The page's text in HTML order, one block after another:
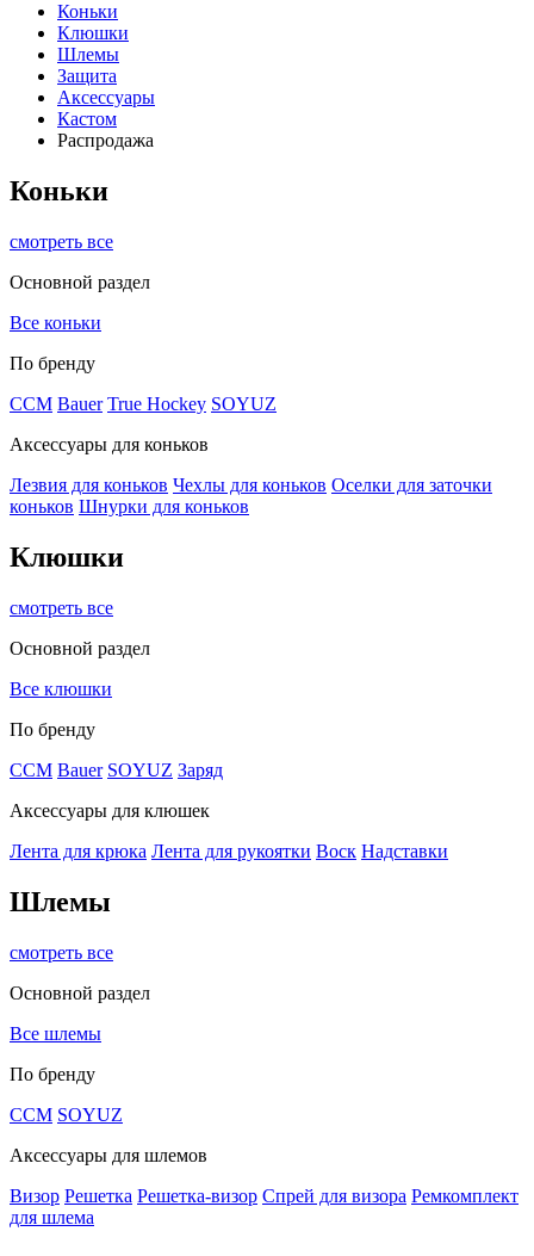
Коньки
Клюшки
Шлемы
Защита
Аксессуары
Кастом
Распродажа
Коньки
смотреть все
Основной раздел
Все коньки
По бренду
ССМ Bauer True Hockey SOYUZ
Аксессуары для коньков
Лезвия для коньков Чехлы для коньков Оселки для заточки
коньков Шнурки для коньков
Клюшки
смотреть все
Основной раздел
Все клюшки
По бренду
CCM Bauer SOYUZ Заряд
Аксессуары для клюшек
Лента для крюка Лента для рукоятки Воск Надставки
Шлемы
смотреть все
Основной раздел
Все шлемы
По бренду
CCM SOYUZ
Аксессуары для шлемов
Визор Решетка Решетка-визор Спрей для визора Ремкомплект
для шлема